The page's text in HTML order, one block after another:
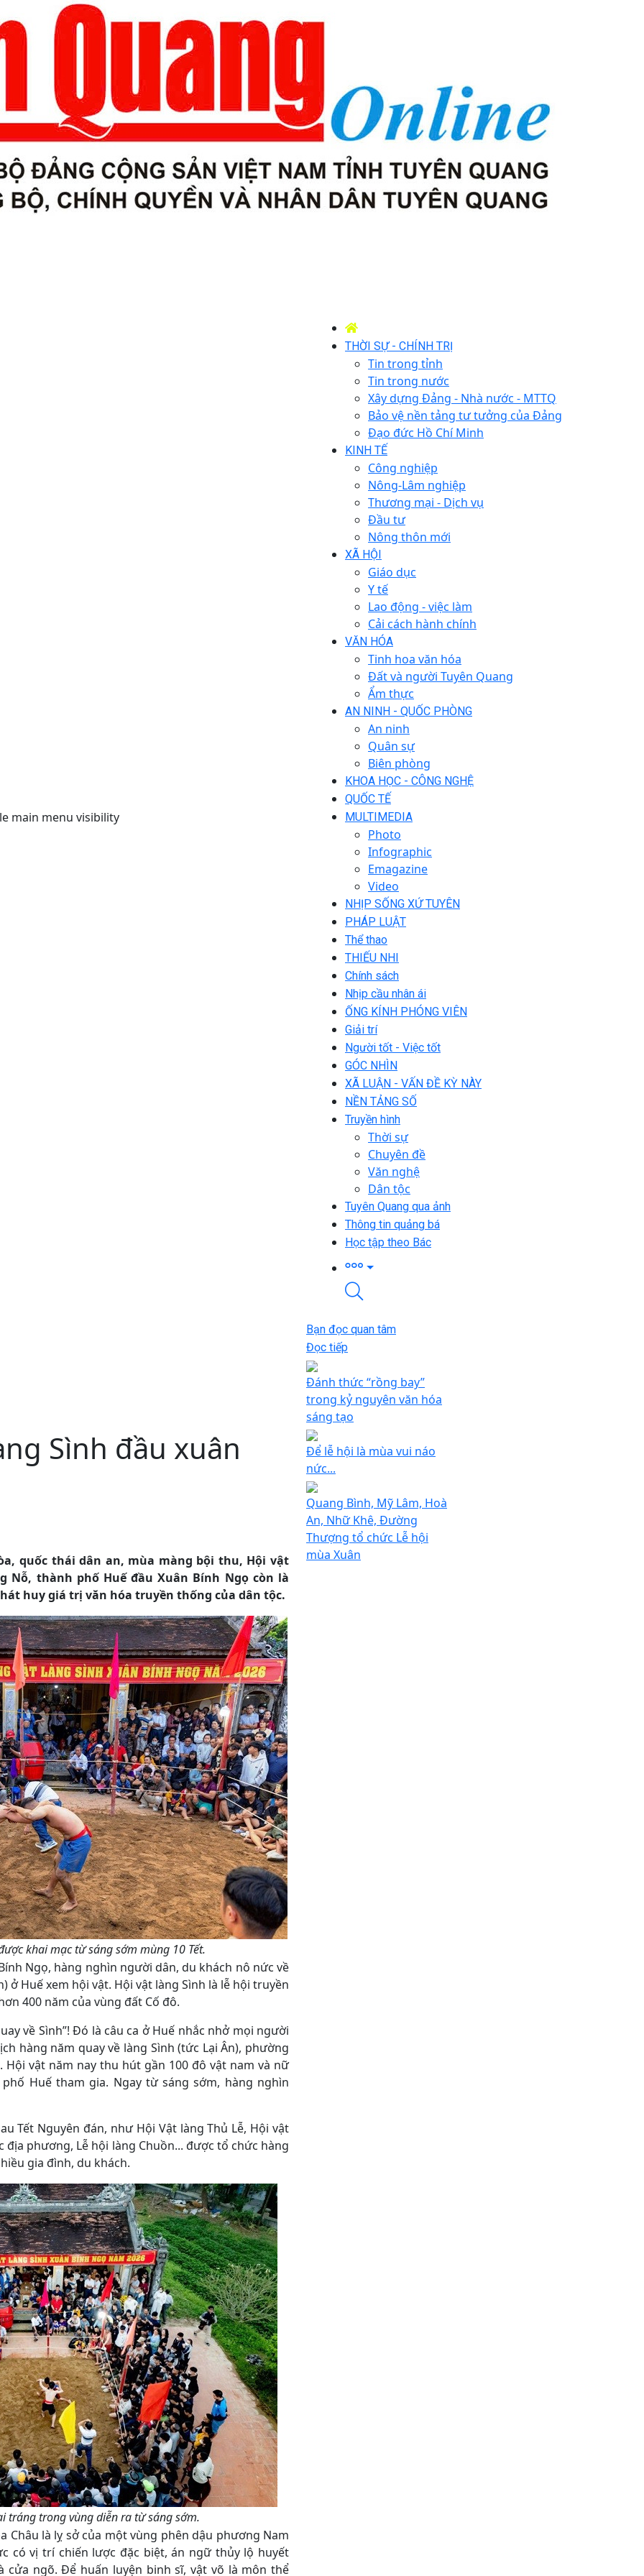
main menu visibility
THỜI SỰ - CHÍNH TRỊ
Tin trong tỉnh
Tin trong nước
Xây dựng Đảng - Nhà nước - MTTQ
Bảo vệ nền tảng tư tưởng của Đảng
Đạo đức Hồ Chí Minh
KINH TẾ
Công nghiệp
Nông-Lâm nghiệp
Thương mại - Dịch vụ
Đầu tư
Nông thôn mới
XÃ HỘI
Giáo dục
Y tế
Lao động - việc làm
Cải cách hành chính
VĂN HÓA
Tinh hoa văn hóa
Đất và người Tuyên Quang
Ẩm thực
AN NINH - QUỐC PHÒNG
An ninh
Quân sự
Biên phòng
KHOA HỌC - CÔNG NGHỆ
QUỐC TẾ
MULTIMEDIA
Photo
Infographic
Emagazine
Video
NHỊP SỐNG XỨ TUYÊN
PHÁP LUẬT
Thể thao
THIẾU NHI
Chính sách
Nhịp cầu nhân ái
ỐNG KÍNH PHÓNG VIÊN
Giải trí
Người tốt - Việc tốt
GÓC NHÌN
XÃ LUẬN - VẤN ĐỀ KỲ NÀY
NỀN TẢNG SỐ
Truyền hình
Thời sự
Chuyên đề
Văn nghệ
Dân tộc
Tuyên Quang qua ảnh
Thông tin quảng bá
Học tập theo Bác
Sình đầu xuân
quốc thái dân an, mùa màng bội thu, Hội vật
Nỗ, thành phố Huế đầu Xuân Bính Ngọ còn là
huy giá trị văn hóa truyền thống của dân tộc.
khai mạc từ sáng sớm mùng 10 Tết.
Ngọ, hàng nghìn người dân, du khách nô nức về
ở Huế xem hội vật. Hội vật làng Sình là lễ hội truyền
400 năm của vùng đất Cố đô.
về Sình”! Ðó là câu ca ở Huế nhắc nhở mọi người
hàng năm quay về làng Sình (tức Lại Ân), phường
vật năm nay thu hút gần 100 đô vật nam và nữ
Huế tham gia. Ngay từ sáng sớm, hàng nghìn
Tết Nguyên đán, như Hội Vật làng Thủ Lễ, Hội vật
địa phương, Lễ hội làng Chuồn... được tổ chức hàng
gia đình, du khách.
tráng trong vùng diễn ra từ sáng sớm.
Châu là lỵ sở của một vùng phên dậu phương Nam
có vị trí chiến lược đặc biệt, án ngữ thủy lộ huyết
cửa ngõ. Để huấn luyện binh sĩ, vật võ là môn thể
Bạn đọc quan tâm
Đọc tiếp
Đánh thức “rồng bay”
trong kỷ nguyên văn hóa
sáng tạo
Để lễ hội là mùa vui náo
nức...
Quang Bình, Mỹ Lâm, Hoà
An, Nhữ Khê, Đường
Thượng tổ chức Lễ hội
mùa Xuân